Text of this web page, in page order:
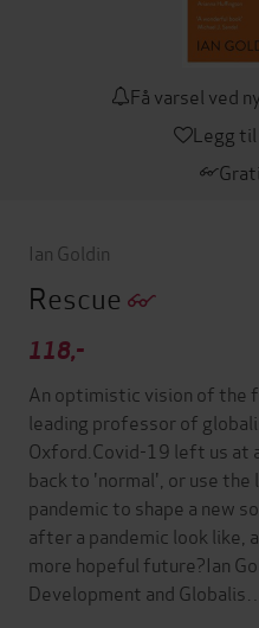
Få varsel ved
Legg
Ian Goldin
Rescue
118,-
An optimistic vision of the
leading professor of
Oxford.Covid-19 left us at
back to 'normal', or use the
pandemic to shape a new
after a pandemic look like,
more hopeful future?Ian
Development and Globalis…